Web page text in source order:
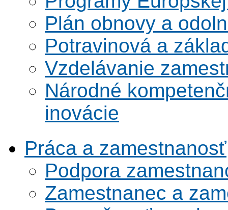
Plán obnovy a
Potravinová a
Vzdelávanie
Národné
inovácie
Práca a zamestnanosť
Podpora
Zamestnanec a